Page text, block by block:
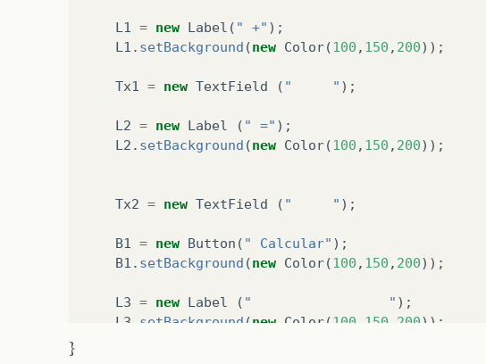
L1 = new Label ( " +" );
L1 . setBackground (new Color(100 , 150 , 200));
Tx1 = new TextField ( "     " );
L2 = new Label ( " =" );
L2 . setBackground (new Color(100 , 150 , 200));
Tx2 = new TextField ( "     " );
B1 = new Button ( " Calcular" );
B1 . setBackground (new Color(100 , 150 , 200));
L3 = new Label ( "                 " );
L3
setBackground (new Color(100 150 200));
}